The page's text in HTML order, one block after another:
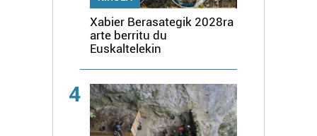
Xabier Berasategik 2028ra
arte berritu du
Euskaltelekin
4